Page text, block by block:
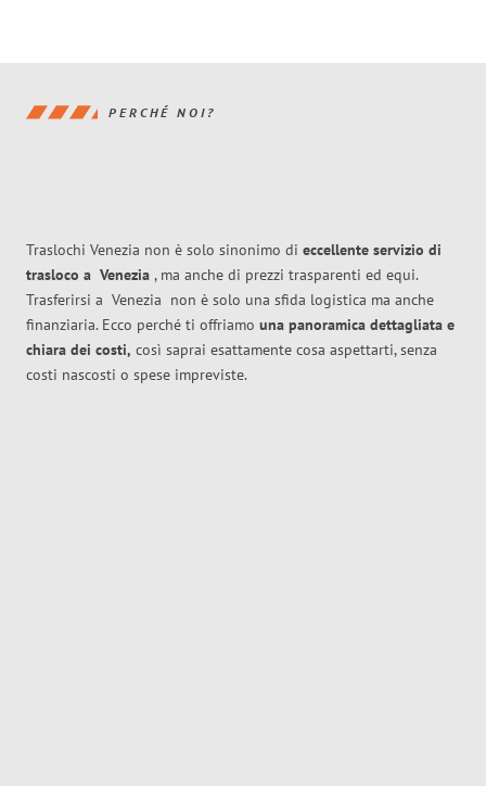
PERCHÉ NOI?
Traslochi Venezia non è solo sinonimo di eccellente servizio di
trasloco a Venezia , ma anche di prezzi trasparenti ed equi.
Trasferirsi a Venezia non è solo una sfida logistica ma anche
finanziaria. Ecco perché ti offriamo una panoramica dettagliata e
chiara dei costi, così saprai esattamente cosa aspettarti, senza
costi nascosti o spese impreviste.